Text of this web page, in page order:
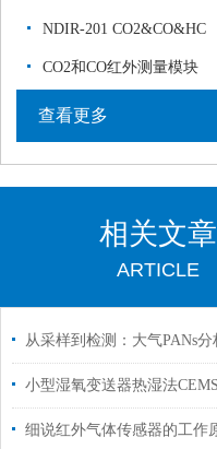
NDIR-201 CO2&CO&HC
CO2和CO红外测量模块
查看更多
相关文章
ARTICLE